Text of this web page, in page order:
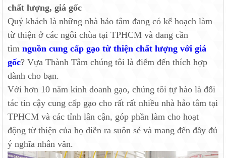
chất lượng, giá gốc
Quý khách là những nhà hảo tâm đang có kế hoạch làm
từ thiện ở các ngôi chùa tại TPHCM và đang cần
tìmnguồn cung cấp gạo từ thiện chất lượng với giá
gốc? Vựa Thành Tâm chúng tôi là điểm đến thích hợp
dành cho bạn.
Với hơn 10 năm kinh doanh gạo, chúng tôi tự hào là đối
tác tin cậy cung cấp gạo cho rất rất nhiều nhà hảo tâm tại
TPHCM và các tỉnh lân cận, góp phần làm cho hoạt
động từ thiện của họ diễn ra suôn sẻ và mang đến đầy đủ
ý nghĩa nhân văn.